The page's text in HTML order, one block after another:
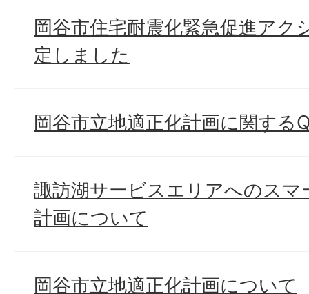
岡谷市住宅耐震化緊急促進アク
定しました
岡谷市立地適正化計画に関する
諏訪湖サービスエリアへのス
計画について
岡谷市立地適正化計画について